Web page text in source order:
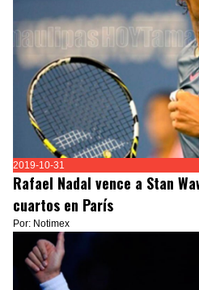
2019-10-31
Rafael Nadal vence a Stan
cuartos en París
Por: Notimex